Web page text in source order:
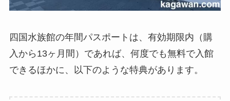
四国水族館の年間パスポートは、有効期限内（購
入から13ヶ月間）であれば、何度でも無料で入館
できるほかに、以下のような特典があります。